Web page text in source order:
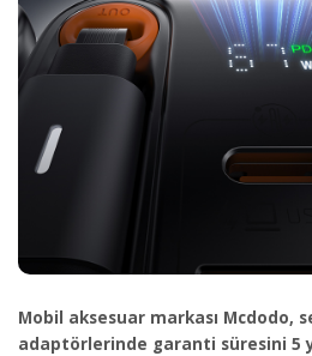
Mobil aksesuar markası Mcdodo,
adaptörlerinde garanti süresini 5